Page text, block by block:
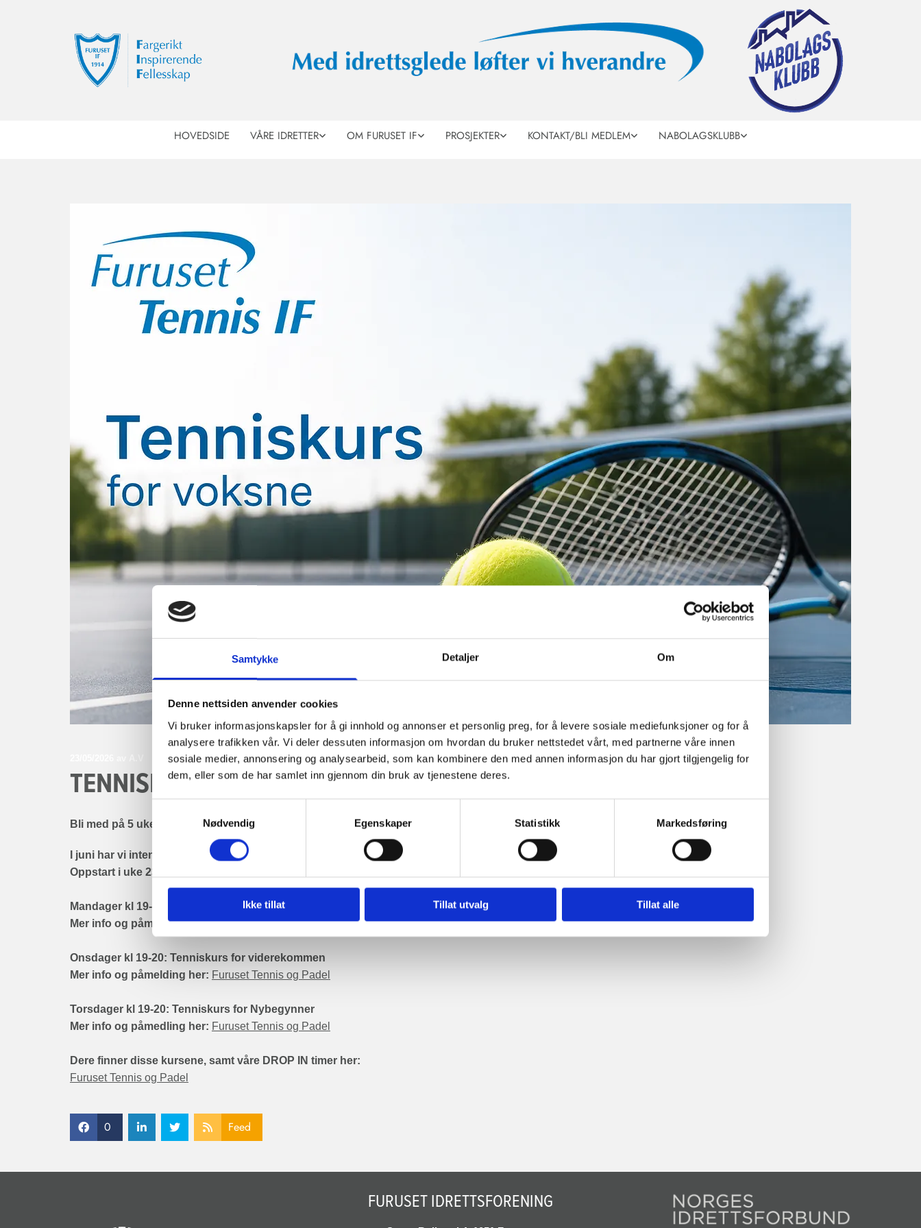
Samtykke Detaljer Om
Denne nettsiden anvender cookies
Vi bruker informasjonskapsler for å gi innhold og annonser et personlig preg, for å levere sosiale mediefunksjoner og for å
analysere trafikken vår. Vi deler dessuten informasjon om hvordan du bruker nettstedet vårt, med partnerne våre innen
sosiale medier, annonsering og analysearbeid, som kan kombinere den med annen informasjon du har gjort tilgjengelig for
dem, eller som de har samlet inn gjennom din bruk av tjenestene deres.
Nødvendig
Egenskaper Statistikk Markedsføring
Ikke tillat Tillat utvalg Tillat alle
HOVEDSIDE VÅRE IDRETTER OM FURUSET IF PROSJEKTER KONTAKT/BLI MEDLEM NABOLAGSKLUBB
TENNISKURS FOR VOKSNE
Bli med på 5 uker med tenniskurs for voksne
I juni har vi intensive 5 ukers kurs i tennis for voksne.
Oppstart i uke 23, og avsluttes i uke 27.
Mandager kl 19-20: Tenniskurs for lett øvet
Mer info og påmelding her:Furuset Tennis og Padel
Onsdager kl 19-20: Tenniskurs for viderekommen
Mer info og påmelding her: Furuset Tennis og Padel
Torsdager kl 19-20: Tenniskurs for Nybegynner
Mer info og påmedling her: Furuset Tennis og Padel
Dere finner disse kursene, samt våre DROP IN timer her:
Furuset Tennis og Padel
0 Feed
FURUSET IDRETTSFORENING